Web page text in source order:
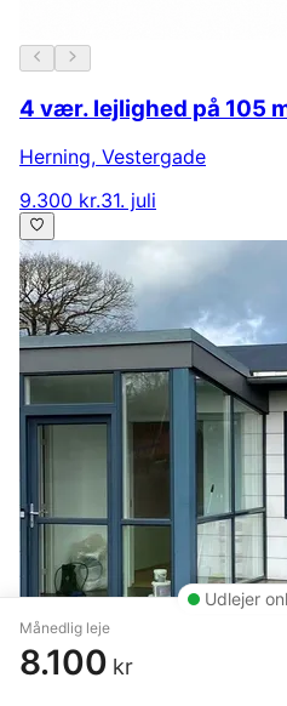
Udlejer
Månedlig leje
8.100 kr
4 vær. lejlighed på 105
Herning, Vestergade
9.300 kr.31. juli